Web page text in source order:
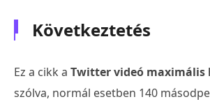
Következtetés
Ez a cikk a Twitter videó maximális
szólva, normál esetben 140